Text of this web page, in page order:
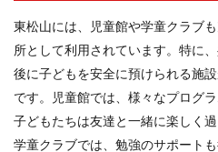
東松山には、児童館や学童クラブ
所として利用されています。特に
後に子どもを安全に預けられる施
です。児童館では、様々なプログ
子どもたちは友達と一緒に楽しく
学童クラブでは、勉強のサポート